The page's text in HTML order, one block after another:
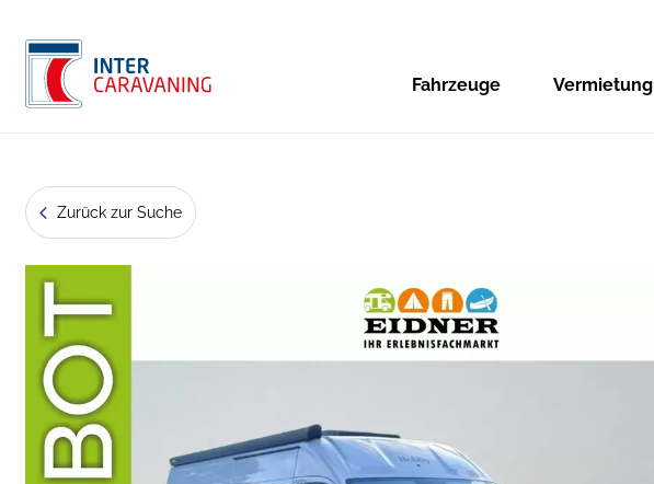
Fahrzeuge Vermietung
Zurück zur Suche